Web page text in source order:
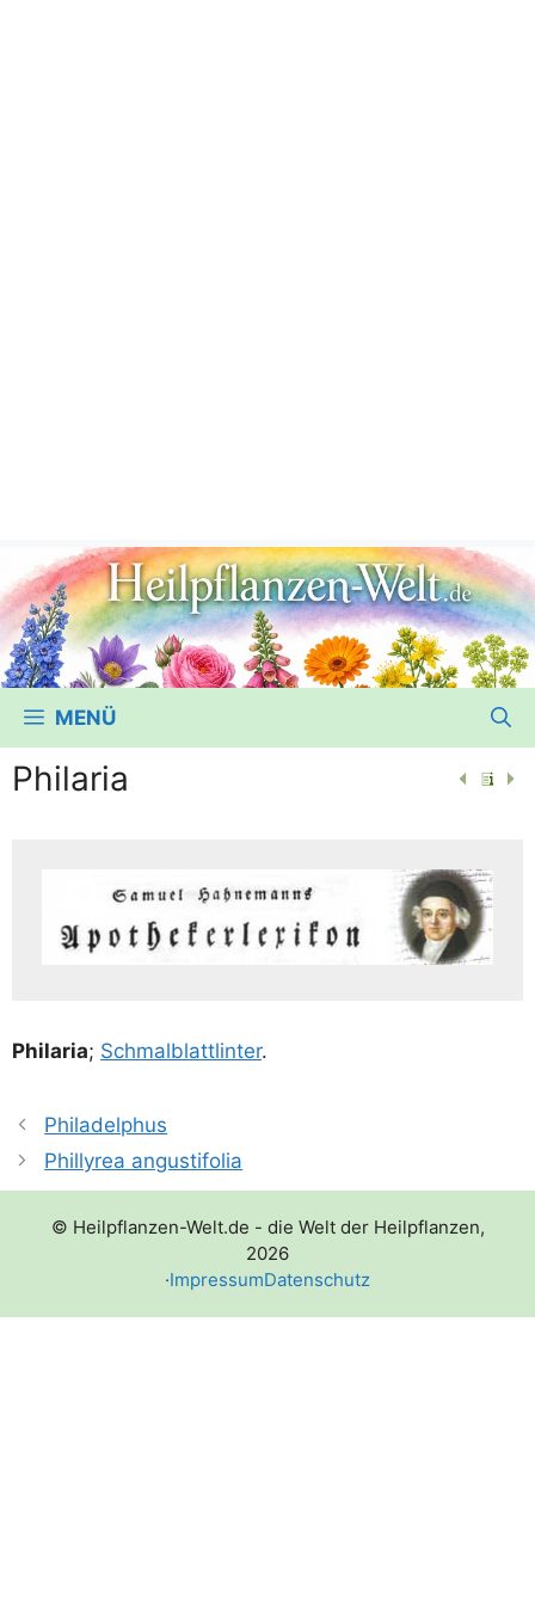
MENÜ
Philaria
Phila­ria; Schmal­blatt­lin­ter.
Philadelphus
Phillyrea angustifolia
© Heilpflanzen-Welt.de - die Welt der Heilpflanzen,
2026
·ImpressumDatenschutz